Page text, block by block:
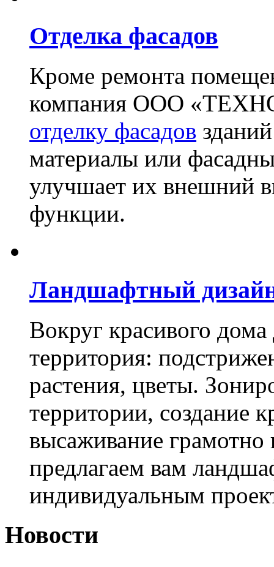
Отделка фасадов
Кроме ремонта
компания ООО
отделку фасадов
материалы или
улучшает их внешний
функции.
Ландшафтный
Вокруг красивого
территория:
растения, цветы.
территории, создание
высаживание
предлагаем вам
индивидуальным
Новости